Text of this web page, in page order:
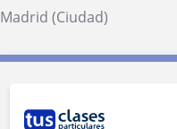
Madrid (Ciudad)